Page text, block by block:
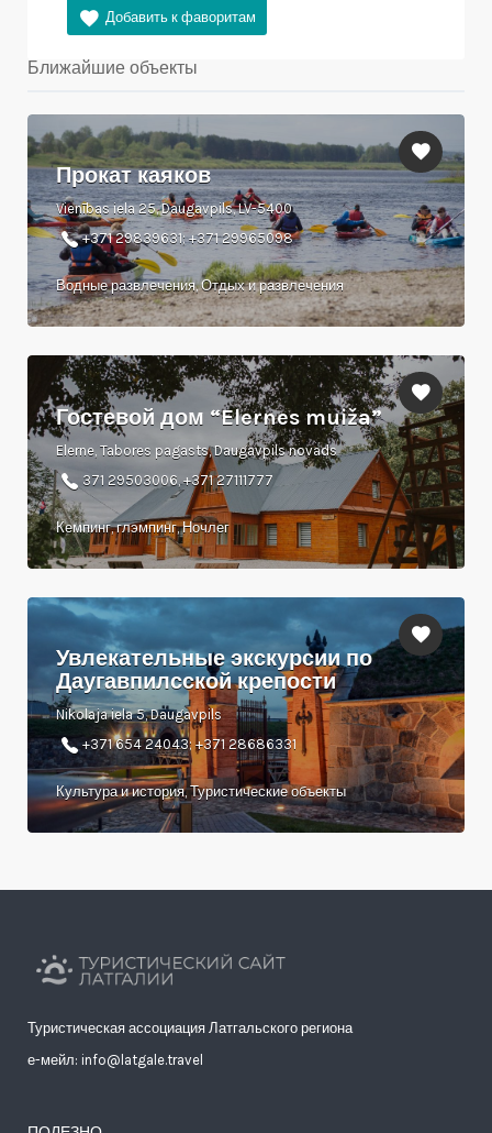
Ближайшие объекты
Прокат каяков
Vienības iela 25, Daugavpils, LV-5400
+371 29839631; +371 29965098
Водные развлечения, Отдых и развлечения
Гостевой дом “Elernes muiža”
Elerne, Tabores pagasts, Daugavpils novads
371 29503006, +371 27111777
Кемпинг, глэмпинг, Ночлег
Увлекательные экскурсии по
Даугавпилсской крепости
Nikolaja iela 5, Daugavpils
+371 654 24043; +371 28686331
Культура и история, Туристические объекты
Туристическая ассоциация Латгальского региона
е-мейл: info@latgale.travel